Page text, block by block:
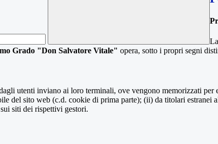
Grado "Don Salvatore Vitale" opera, sotto i propri segni
utenti inviano ai loro terminali, ove vengono memorizzati per
del sito web (c.d. cookie di prima parte); (ii) da titolari
siti dei rispettivi gestori.